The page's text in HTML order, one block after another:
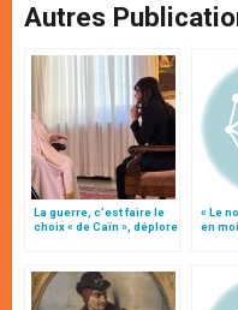
Autres
La guerre, c’est faire le
choix « de Caïn », déplore
« Le
en